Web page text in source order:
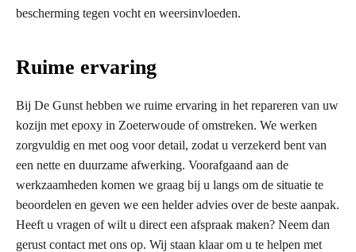
bescherming tegen vocht en weersinvloeden.
Ruime ervaring
Bij De Gunst hebben we ruime ervaring in het repareren van uw
kozijn met epoxy in Zoeterwoude of omstreken. We werken
zorgvuldig en met oog voor detail, zodat u verzekerd bent van
een nette en duurzame afwerking. Voorafgaand aan de
werkzaamheden komen we graag bij u langs om de situatie te
beoordelen en geven we een helder advies over de beste aanpak.
Heeft u vragen of wilt u direct een afspraak maken? Neem dan
gerust contact met ons op. Wij staan klaar om u te helpen met